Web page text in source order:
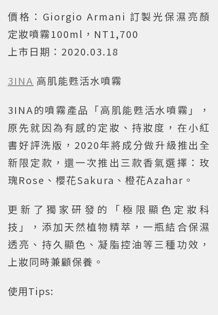
價格：Giorgio Armani 訂製光保濕亮顏
定妝噴霧100ml，NT1,700
上市日期：2020.03.18
3INA 高肌能甦活水噴霧
3INA的噴霧產品「高肌能甦活水噴霧」，
原先就因為有感的定妝、持妝度，在小紅
書好評洗版，2020年將成分做升級推出全
新限定款，還一次推出三款香氣選擇：玫
瑰Rose、櫻花Sakura、橙花Azahar。
更新了獨家研發的「極限顯色定妝科
技」，添加天然植物精萃，一瓶結合保濕
透亮、持久顯色、凝脂控油等三種功效，
上妝同時兼顧保養。
使用Tips: